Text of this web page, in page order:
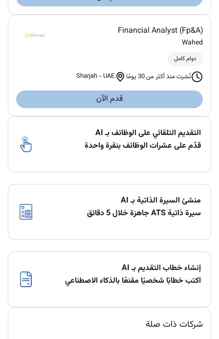
Financial Analyst (Fp&A)
Wahed
دوام كامل
نُشرت منذ أكثر من 30 يومًا Sharjah -UAE
قدم الآن
التقديم التلقائي على الوظائف بـ AI
قدّم على عشرات الوظائف بنقرة واحدة
منشئ السيرة الذاتية بـ AI
سيرة ذاتية ATS جاهزة خلال 5 دقائق
إنشاء خطاب التقديم بـ AI
اكتب خطابًا شخصيًا مقنعًا بالذكاء الاصطناعي
شركات ذات صلة